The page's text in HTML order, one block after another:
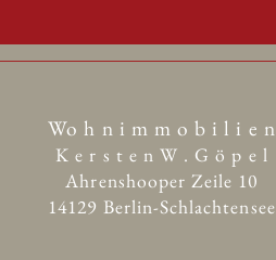
Wo h n i m m o b i l i e n
K e r s t e n W . G ö p e l
Ahrenshooper Zeile 10
14129 Berlin-Schlachtensee